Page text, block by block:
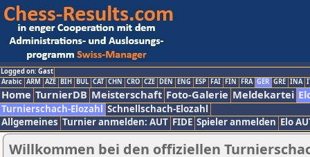
Logged on: Gast
Arabic ARM AZE BIH BUL CAT CHN CRO CZE DEN ENG ESP FAI FIN FRA GER GRE INA
Home TurnierDB Meisterschaft Foto-Galerie Meldekartei
Turnierschach-Elozahl Schnellschach-Elozahl
Allgemeines Turnier anmelden: AUT FIDE Spieler anmelden Elo
Willkommen bei den offiziellen